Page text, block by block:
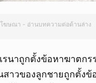
โฆษณา - อ่านบทความต่อด้านล่าง
รนาถูกตั้งข้อหาฆาตก
สาวของลูกชายถูกตั้งข้